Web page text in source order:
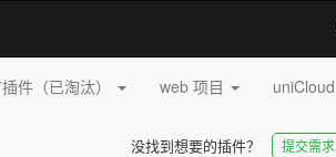
件（已淘汰） web 项目 uniCloud
没找到想要的插件？ 提交需求